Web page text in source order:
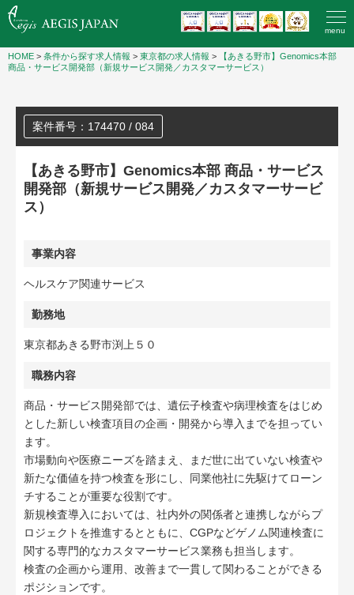
menu
HOME > 条件から探す求人情報 > 東京都の求人情報 >
【あきる野市】Genomics本部
商品・サービス開発部（新規サービス開発／カスタマーサービス）
案件番号：174470 / 084
【あきる野市】Genomics本部 商品・サービス
開発部（新規サービス開発／カスタマーサービ
ス）
事業内容
ヘルスケア関連サービス
勤務地
東京都あきる野市渕上５０
職務内容
商品・サービス開発部では、遺伝子検査や病理検査をはじめ
とした新しい検査項目の企画・開発から導入までを担ってい
ます。
市場動向や医療ニーズを踏まえ、まだ世に出ていない検査や
新たな価値を持つ検査を形にし、同業他社に先駆けてローン
チすることが重要な役割です。
新規検査導入においては、社内外の関係者と連携しながらプ
ロジェクトを推進するとともに、CGPなどゲノム関連検査に
関する専門的なカスタマーサービス業務も担当します。
検査の企画から運用、改善まで一貫して関わることができる
ポジションです。